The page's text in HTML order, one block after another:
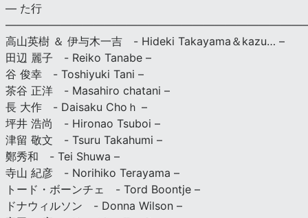
— た行
高山英樹 ＆ 伊与木一吉 - Hideki Takayama＆kazu… –
田辺 麗子 - Reiko Tanabe –
谷 俊幸 - Toshiyuki Tani –
茶谷 正洋 - Masahiro chatani –
長 大作 - Daisaku Choｈ –
坪井 浩尚 - Hironao Tsuboi –
津留 敬文 - Tsuru Takahumi –
鄭秀和 - Tei Shuwa –
寺山 紀彦 - Norihiko Terayama –
トード・ボーンチェ - Tord Boontje –
ドナウィルソン - Donna Wilson –